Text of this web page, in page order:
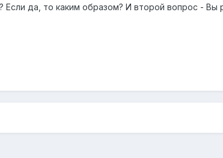
Если да, то каким образом? И второй вопрос -